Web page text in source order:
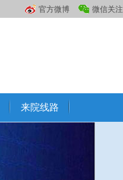
官方微博 微信关注
来院线路